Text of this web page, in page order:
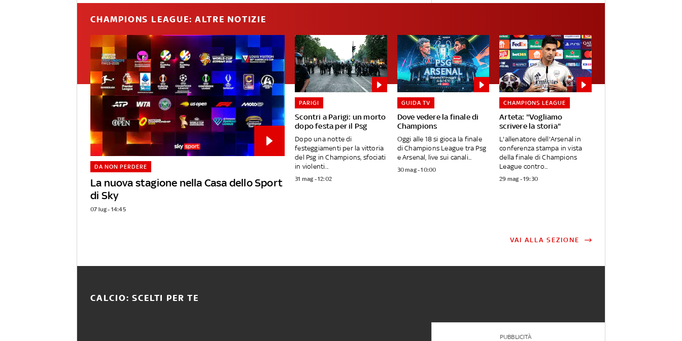
CHAMPIONS LEAGUE: ALTRE NOTIZIE
La nuova stagione nella Casa dello Sport
di Sky
DA NON PERDERE
07 lug - 14:45
Scontri a Parigi: un morto
dopo festa per il Psg
PARIGI
Dopo una notte di
festeggiamenti per la vittoria
del Psg in Champions, sfociati
in violenti...
31 mag - 12:02
Dove vedere la finale di
Champions
GUIDA TV
Oggi alle 18 si gioca la finale
di Champions League tra Psg
e Arsenal, live sui canali...
30 mag - 10:00
Arteta: "Vogliamo
scrivere la storia"
CHAMPIONS LEAGUE
L'allenatore dell'Arsenal in
conferenza stampa in vista
della finale di Champions
League contro...
29 mag - 19:30
VAI ALLA SEZIONE
CALCIO: SCELTI PER TE
PUBBLICITÀ